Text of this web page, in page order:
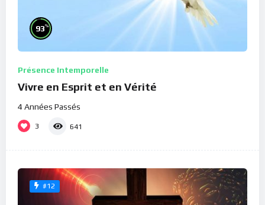
93%
Présence Intemporelle
Vivre en Esprit et en Vérité
4 Années Passés
3 641
#12